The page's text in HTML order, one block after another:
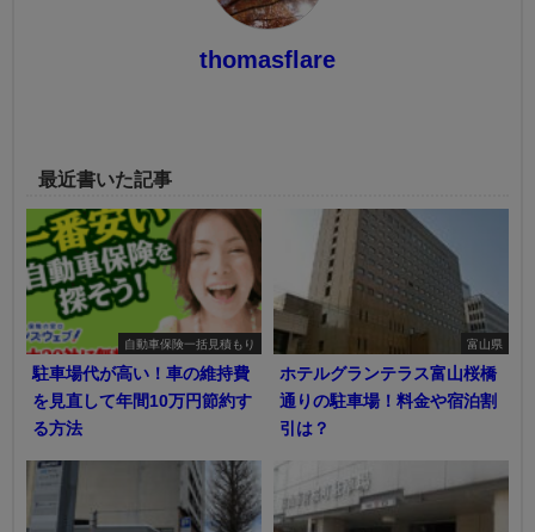
thomasflare
最近書いた記事
自動車保険一括見積もり
駐車場代が高い！車の維持費
を見直して年間10万円節約す
る方法
富山県
ホテルグランテラス富山桜橋
通りの駐車場！料金や宿泊割
引は？